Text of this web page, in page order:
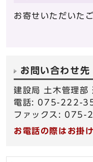
お寄せいただいた
お問い合わせ先
建設局 土木管理部
電話: 075-222-
ファックス:
お電話の際はお掛